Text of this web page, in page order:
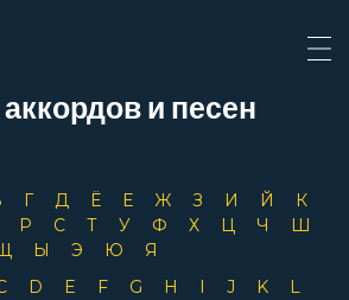
и песен
Г Д Ё Е Ж З И Й
К
Р С Т У Ф Х Ц Ч
Ш
Ы Э Ю
Я
D E F G H I J K
L